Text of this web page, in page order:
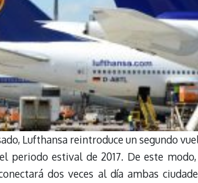
Lufthansa reintroduce un segundo
periodo estival de 2017. De este
dos veces al día ambas